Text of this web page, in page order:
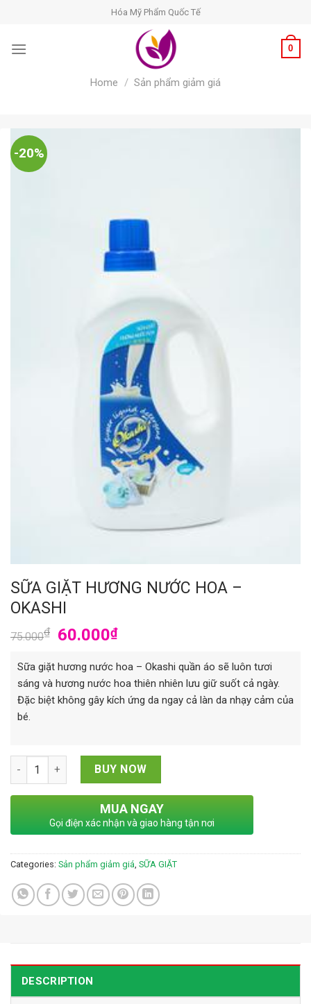
content
Hóa Mỹ Phẩm Quốc Tế
0
Home / Sản phẩm giảm giá
-20%
SỮA GIẶT HƯƠNG NƯỚC HOA –
OKASHI
75.000₫ 60.000₫
Sữa giặt hương nước hoa – Okashi​ quần áo sẽ luôn tươi
sáng và hương nước hoa thiên nhiên lưu giữ suốt cả ngày.
Đặc biệt không gây kích ứng da ngay cả làn da nhạy cảm của
bé.
SỮA GIẶT HƯƠNG NƯỚC HOA - OKASHI quantity
BUY NOW
MUA NGAY
Gọi điện xác nhận và giao hàng tận nơi
Categories: Sản phẩm giảm giá SỮA GIẶT
DESCRIPTION